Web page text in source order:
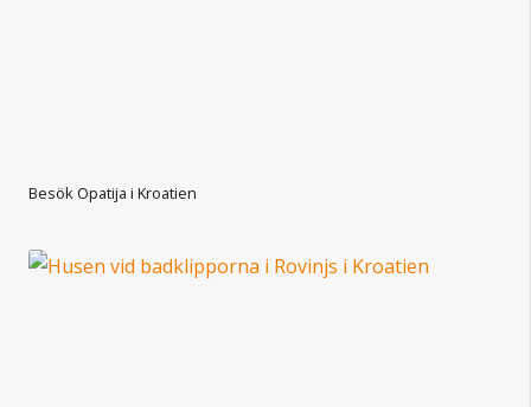
Besök Opatija i Kroatien